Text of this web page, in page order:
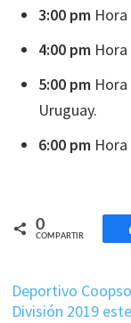
3:00 pm
4:00 pm
5:00 pm
Uruguay.
6:00 pm
0
COMPARTIR
Deportivo
División 2019